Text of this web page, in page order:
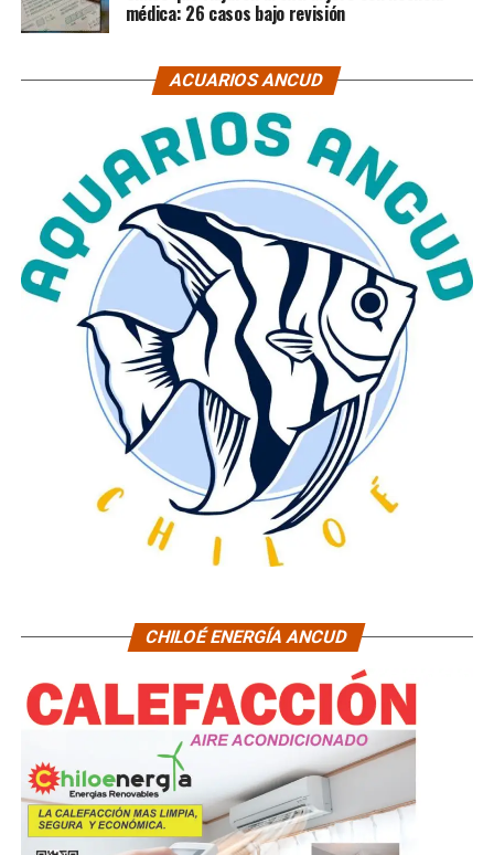
médica: 26 casos bajo revisión
ACUARIOS ANCUD
CHILOÉ ENERGÍA ANCUD